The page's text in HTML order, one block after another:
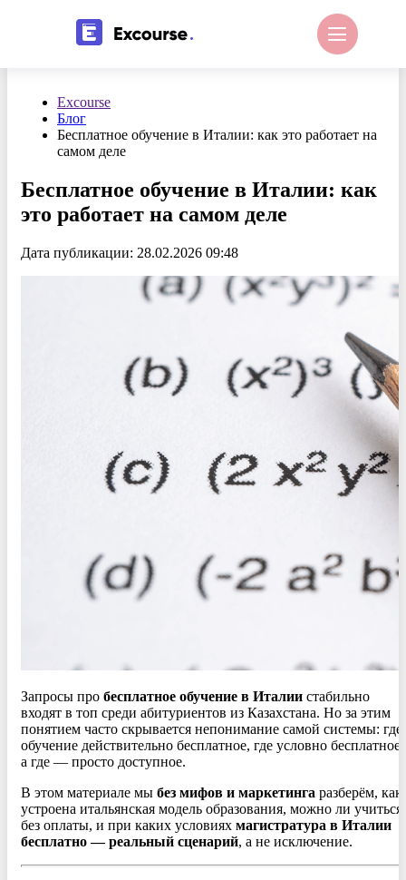
Excourse
Блог
Бесплатное обучение в Италии: как это работает на
самом деле
Бесплатное обучение в Италии: как
это работает на самом деле
Дата публикации: 28.02.2026 09:48
Запросы про бесплатное обучение в Италии стабильно
входят в топ среди абитуриентов из Казахстана. Но за этим
понятием часто скрывается непонимание самой системы: где
обучение действительно бесплатное, где условно бесплатное,
а где — просто доступное.
В этом материале мы без мифов и маркетинга разберём, как
устроена итальянская модель образования, можно ли учиться
без оплаты, и при каких условиях магистратура в Италии
бесплатно — реальный сценарий, а не исключение.